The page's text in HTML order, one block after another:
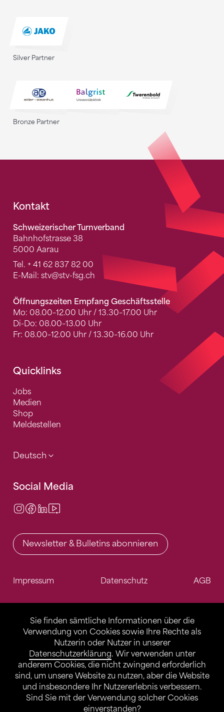
Sie finden sämtliche Informationen über die
Verwendung von Cookies sowie Ihre Rechte als
Nutzerin oder Nutzer in unserer
Datenschutzerklärung. Wir verwenden unter
anderem Cookies, die nicht zwingend erforderlich
sind, um unsere Website zu nutzen, aber die Website
und insbesondere Ihr Nutzererlebnis verbessern.
Sind Sie mit der Verwendung solcher Cookies
einverstanden?
Silver Partner
Bronze Partner
Fusszeile
Kontakt
Schweizerischer Turnverband
Bahnhofstrasse 38
5000 Aarau
Tel. + 41 62 837 82 00
E-Mail: stv@stv-fsg.ch
Öffnungszeiten Empfang Geschäftsstelle
Mo: 08.00–12.00 Uhr / 13.30–17.00 Uhr
Di-Do: 08.00–13.00 Uhr
Fr: 08.00–12.00 Uhr / 13.30–16.00 Uhr
Quicklinks
Jobs
Medien
Shop
Meldestellen
Deutsch
Social Media
Instagram
Facebook
LinkedIn
Newsletter & Bulletins abonnieren
Impressum Datenschutz AGB